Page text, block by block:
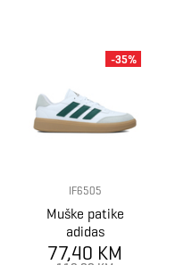
IF6505
Muške patike
adidas
COURTBLOCK
77,40 KM
-35%